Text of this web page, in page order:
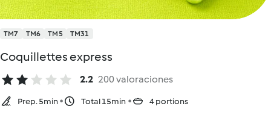
TM7 TM6 TM5 TM31
Coquillettes express
2.2 200 valoraciones
Prep. 5min Total 15min 4 portions